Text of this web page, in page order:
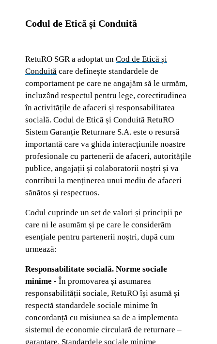
Codul de Etică și Conduită
RetuRO SGR a adoptat un Cod de Etică și
Conduită care definește standardele de
comportament pe care ne angajăm să le urmăm,
incluzând respectul pentru lege, corectitudinea
în activitățile de afaceri și responsabilitatea
socială. Codul de Etică și Conduită RetuRO
Sistem Garanție Returnare S.A. este o resursă
importantă care va ghida interacțiunile noastre
profesionale cu partenerii de afaceri, autoritățile
publice, angajații și colaboratorii noștri și va
contribui la menținerea unui mediu de afaceri
sănătos și respectuos.
Codul cuprinde un set de valori și principii pe
care ni le asumăm și pe care le considerăm
esențiale pentru partenerii noștri, după cum
urmează:
Responsabilitate socială. Norme sociale
minime - În promovarea și asumarea
responsabilității sociale, RetuRO își asumă și
respectă standardele sociale minime în
concordanță cu misiunea sa de a implementa
sistemul de economie circulară de returnare –
garantare. Standardele sociale minime